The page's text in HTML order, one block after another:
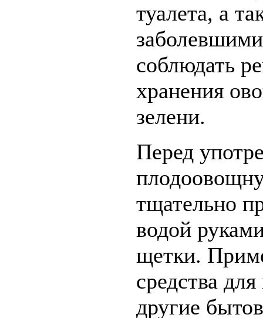
туалета, а
соблюдать
хранения
зелени.
Перед
тщательно
водой
щетки.
средства
другие